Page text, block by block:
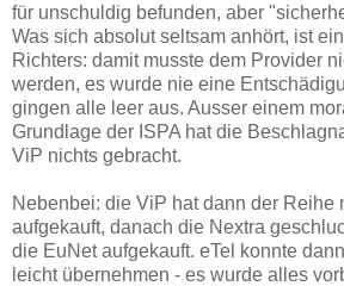
für unschuldig befunden, aber
Was sich absolut seltsam anhört, ist
Richters: damit musste dem Provider
werden, es wurde nie eine
gingen alle leer aus. Ausser einem
Grundlage der ISPA hat die
ViP nichts gebracht.
Nebenbei: die ViP hat dann der Reihe
aufgekauft, danach die Nextra
die EuNet aufgekauft. eTel konnte
leicht übernehmen - es wurde alles